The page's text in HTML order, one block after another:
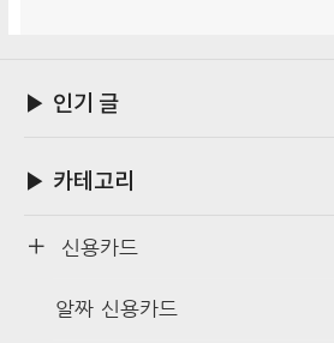
▶ 인기 글
▶ 카테고리
신용카드
알짜 신용카드